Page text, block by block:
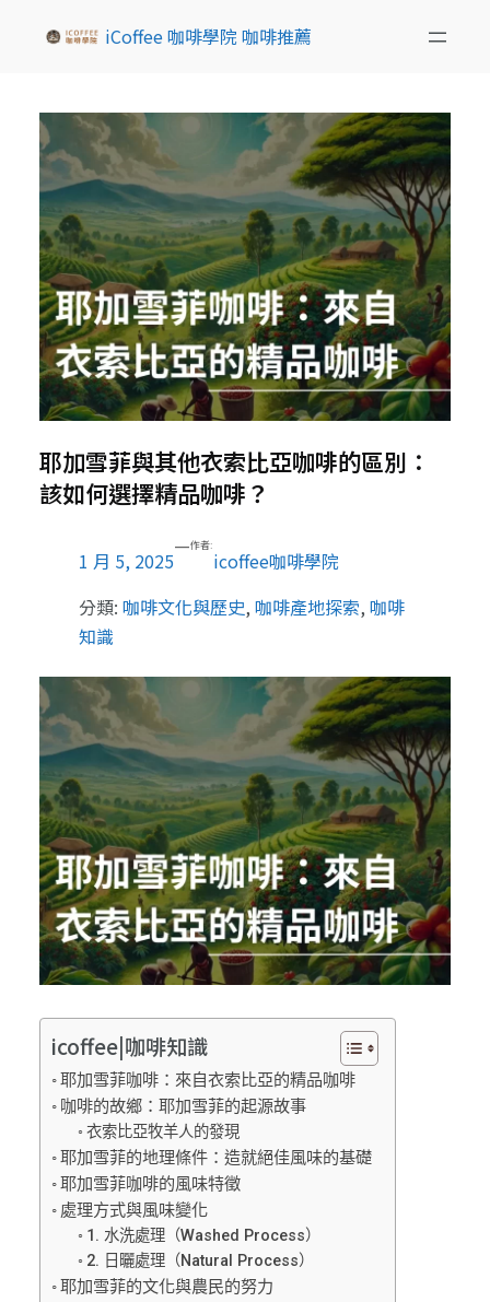
iCoffee 咖啡學院 咖啡推薦
耶加雪菲與其他衣索比亞咖啡的區別：
該如何選擇精品咖啡？
1 月 5, 2025
—作者:
icoffee咖啡學院
分類: 咖啡文化與歷史, 咖啡產地探索, 咖啡
知識
icoffee|咖啡知識
耶加雪菲咖啡：來自衣索比亞的精品咖啡
咖啡的故鄉：耶加雪菲的起源故事
衣索比亞牧羊人的發現
耶加雪菲的地理條件：造就絕佳風味的基礎
耶加雪菲咖啡的風味特徵
處理方式與風味變化
1. 水洗處理（Washed Process）
2. 日曬處理（Natural Process）
耶加雪菲的文化與農民的努力